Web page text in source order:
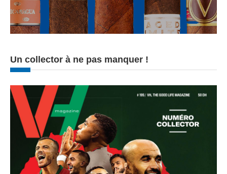
Un collector à ne pas manquer !